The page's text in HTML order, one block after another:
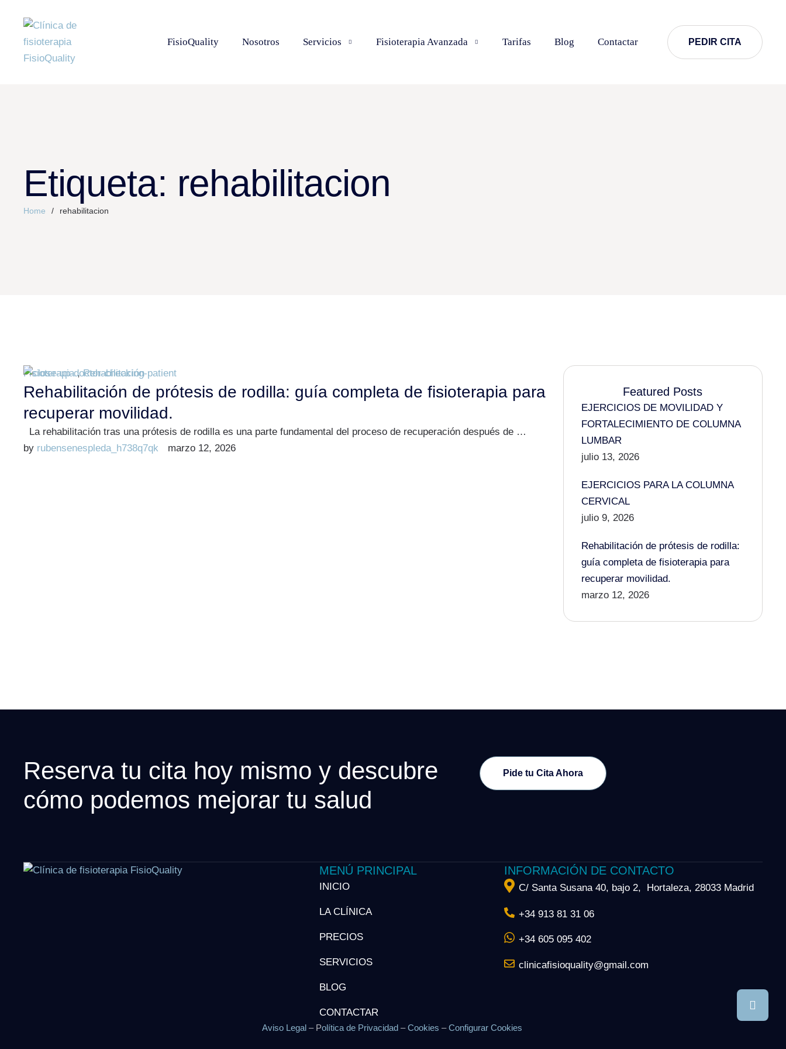
FisioQuality Nosotros Servicios Fisioterapia Avanzada Tarifas Blog Contactar PEDIR CITA
Etiqueta: rehabilitacion
Home / rehabilitacion
Fisioterapia , Rehabilitación
Rehabilitación de prótesis de rodilla: guía completa de fisioterapia para
recuperar movilidad.
La rehabilitación tras una prótesis de rodilla es una parte fundamental del proceso de recuperación después de …
by rubensenespleda_h738q7qk marzo 12, 2026
Featured Posts
EJERCICIOS DE MOVILIDAD Y
FORTALECIMIENTO DE COLUMNA
LUMBAR
julio 13, 2026
EJERCICIOS PARA LA COLUMNA
CERVICAL
julio 9, 2026
Rehabilitación de prótesis de rodilla:
guía completa de fisioterapia para
recuperar movilidad.
marzo 12, 2026
Reserva tu cita hoy mismo y descubre
cómo podemos mejorar tu salud
Pide tu Cita Ahora
MENÚ PRINCIPAL
INICIO
LA CLÍNICA
PRECIOS
SERVICIOS
BLOG
CONTACTAR
INFORMACIÓN DE CONTACTO
C/ Santa Susana 40, bajo 2, Hortaleza, 28033 Madrid
+34 913 81 31 06
+34 605 095 402
clinicafisioquality@gmail.com
Aviso Legal– Política de Privacidad–Cookies –Configurar Cookies